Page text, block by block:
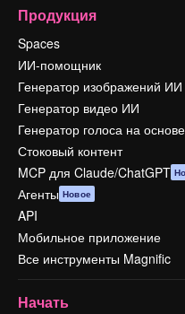
Продукция
Spaces
ИИ-помощник
Генератор изображений ИИ
Генератор видео ИИ
Генератор голоса на
Стоковый контент
MCP для Claude/ChatGPT
Агенты Новое
API
Мобильное приложение
Все инструменты Magnific
Начать